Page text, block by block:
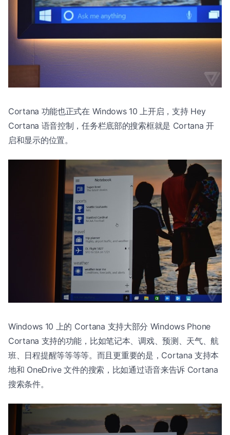
Cortana 功能也正式在 Windows 10 上开启，支持 Hey
Cortana 语音控制，任务栏底部的搜索框就是 Cortana 开
启和显示的位置。
Windows 10 上的 Cortana 支持大部分 Windows Phone
Cortana 支持的功能，比如笔记本、调戏、预测、天气、航
班、日程提醒等等等等。而且更重要的是，Cortana 支持本
地和 OneDrive 文件的搜索，比如通过语音来告诉 Cortana
搜索条件。